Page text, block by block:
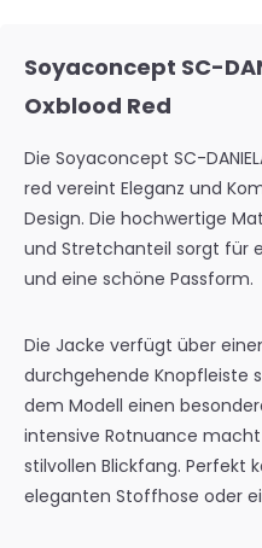
Soyaconcept SC-
Oxblood Red
Die Soyaconcept SC-
red vereint Eleganz und
Design. Die hochwertige
und Stretchanteil sorgt für
und eine schöne Passform.
Die Jacke verfügt über
durchgehende Knopfleiste
dem Modell einen
intensive Rotnuance
stilvollen Blickfang. Perfekt
eleganten Stoffhose oder